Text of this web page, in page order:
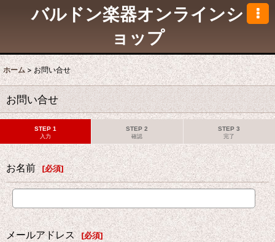
バルドン楽器オンラインシ
ョップ
ホーム > お問い合せ
お問い合せ
STEP 1
入力
STEP 2
確認
STEP 3
完了
お名前 [必須]
メールアドレス [必須]